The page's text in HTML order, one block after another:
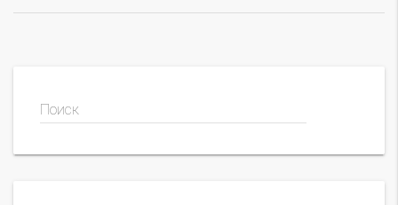
Поиск